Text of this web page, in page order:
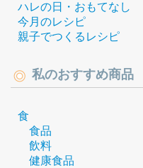
ハレの日・おもてなし
今月のレシピ
親子でつくるレシピ
私のおすすめ商品
食
食品
飲料
健康食品